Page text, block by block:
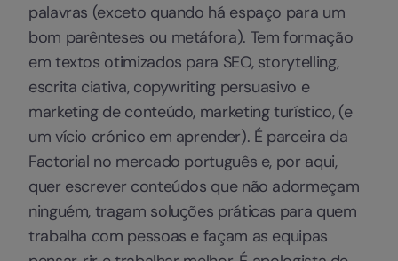
palavras (exceto quando há espaço para um
bom parênteses ou metáfora). Tem formação
em textos otimizados para SEO, storytelling,
escrita ciativa, copywriting persuasivo e
marketing de conteúdo, marketing turístico, (e
um vício crónico em aprender). É parceira da
Factorial no mercado português e, por aqui,
quer escrever conteúdos que não adormeçam
ninguém, tragam soluções práticas para quem
trabalha com pessoas e façam as equipas